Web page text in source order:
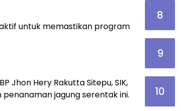
untuk memastikan program
Jhon Hery Rakutta Sitepu, SIK,
jagung serentak ini.
8
9
10